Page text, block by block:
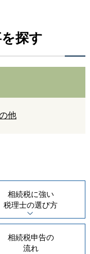
探す
他
相続税に強い
税理士の選び方
相続税申告の
流れ